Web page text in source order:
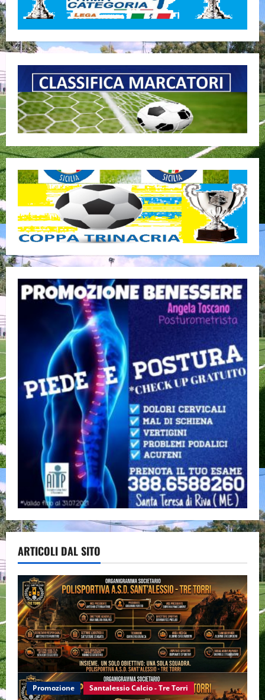
ARTICOLI DAL SITO
Promozione Santalessio Calcio - Tre Torri